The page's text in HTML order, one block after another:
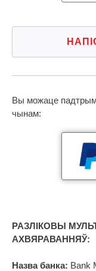
Вы можаце
чынам:
РАЗЛІКОВЫ
АХВЯРАВАННЯЎ:
Назва банка: Bank